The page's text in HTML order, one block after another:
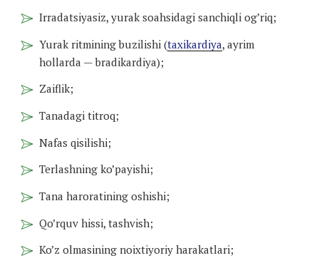
Irradatsiyasiz, yurak soahsidagi sanchiqli og’riq;
Yurak ritmining buzilishi (taxikardiya, ayrim
hollarda — bradikardiya);
Zaiflik;
Tanadagi titroq;
Nafas qisilishi;
Terlashning ko’payishi;
Tana haroratining oshishi;
Qo’rquv hissi, tashvish;
Ko’z olmasining noixtiyoriy harakatlari;